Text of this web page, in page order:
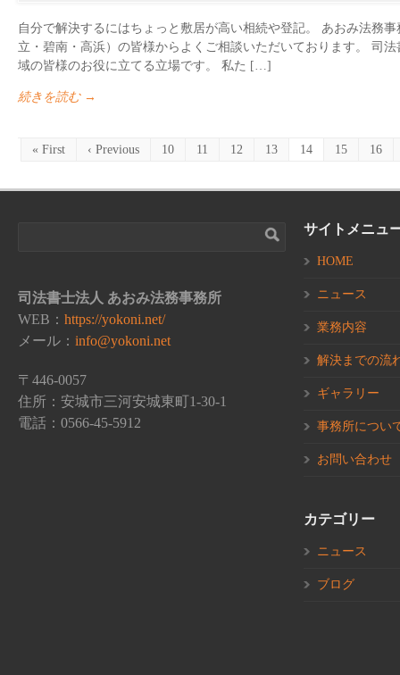
自分で解決するにはちょっと敷居が高い相続や登記。 あおみ法務
立・碧南・高浜）の皆様からよくご相談いただいております。 司
域の皆様のお役に立てる立場です。 私た […]
続きを読む →
« First ‹ Previous 10 11 12 13 14 15 16
司法書士法人 あおみ法務事務所
WEB： https://yokoni.net/
メール： info@yokoni.net
〒446-0057
住所：安城市三河安城東町1-30-1
電話：0566-45-5912
サイトメニュ
HOME
ニュース
業務内容
解決までの流
ギャラリー
事務所につい
お問い合わせ
カテゴリー
ニュース
ブログ